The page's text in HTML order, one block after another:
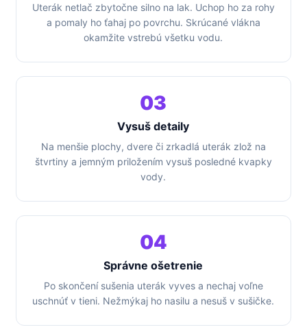
Uterák netlač zbytočne silno na lak. Uchop ho za rohy
a pomaly ho ťahaj po povrchu. Skrúcané vlákna
okamžite vstrebú všetku vodu.
03
Vysuš detaily
Na menšie plochy, dvere či zrkadlá uterák zlož na
štvrtiny a jemným priložením vysuš posledné kvapky
vody.
04
Správne ošetrenie
Po skončení sušenia uterák vyves a nechaj voľne
uschnúť v tieni. Nežmýkaj ho nasilu a nesuš v sušičke.